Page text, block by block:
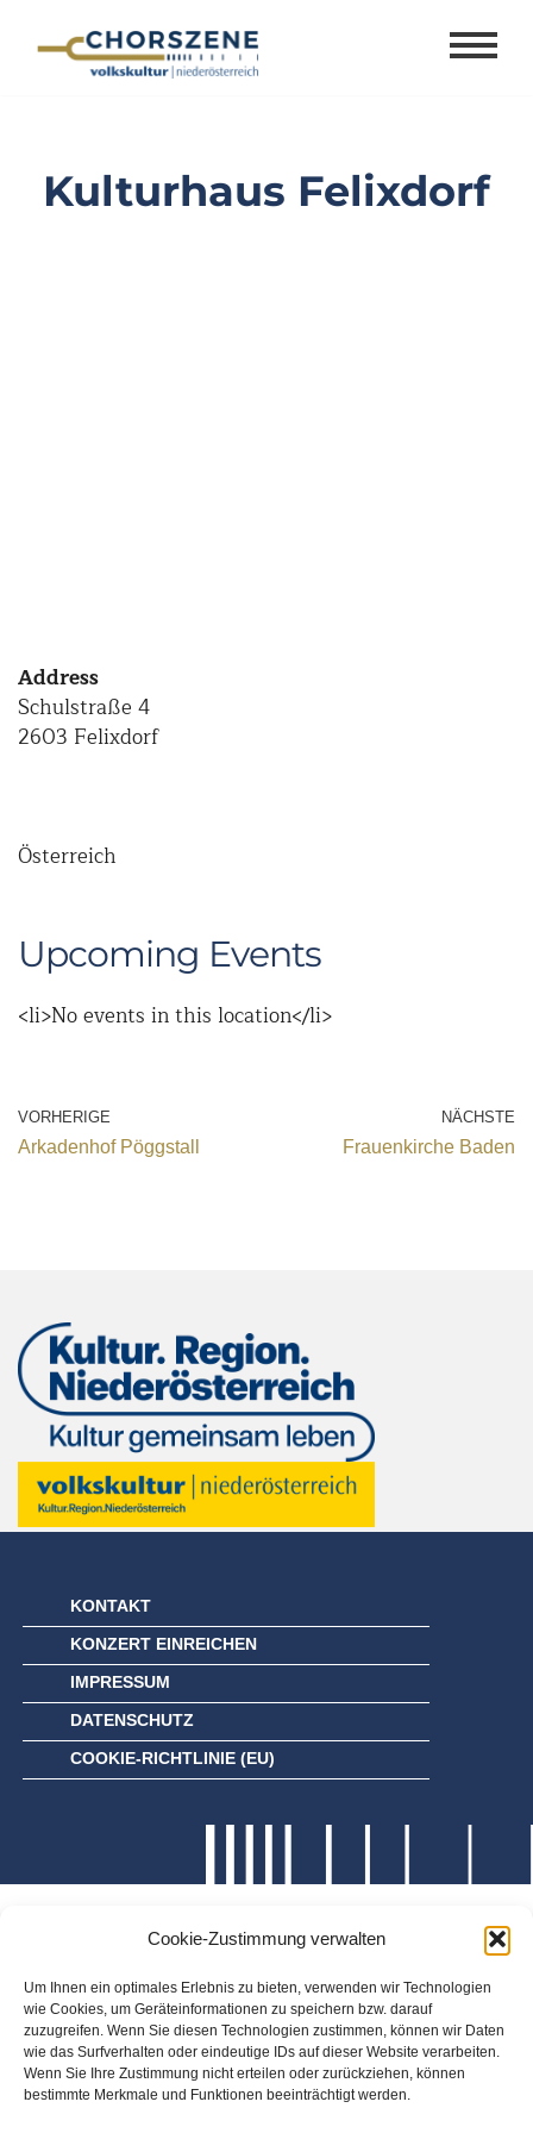
Cookie-Zustimmung verwalten
Um Ihnen ein optimales Erlebnis zu bieten, verwenden wir Technologien
wie Cookies, um Geräteinformationen zu speichern bzw. darauf
zuzugreifen. Wenn Sie diesen Technologien zustimmen, können wir Daten
wie das Surfverhalten oder eindeutige IDs auf dieser Website verarbeiten.
Wenn Sie Ihre Zustimmung nicht erteilen oder zurückziehen, können
bestimmte Merkmale und Funktionen beeinträchtigt werden.
Kulturhaus Felixdorf
Address
Schulstraße 4
2603 Felixdorf
Österreich
Upcoming Events
<li>No events in this location</li>
VORHERIGE
Arkadenhof Pöggstall
NÄCHSTE
Frauenkirche Baden
KONTAKT
KONZERT EINREICHEN
IMPRESSUM
DATENSCHUTZ
COOKIE-RICHTLINIE (EU)